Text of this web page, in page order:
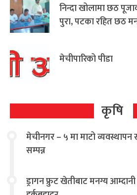
निन्दा खोलामा छठ
पुरा, पटका रहित छठ
मेचीपारिको पीडा
कृषि
मेचीनगर – ५ मा माटो व्यवस्थापन
सम्पन्न
ड्रागन फ्रुट खेतीबाट मनग्य